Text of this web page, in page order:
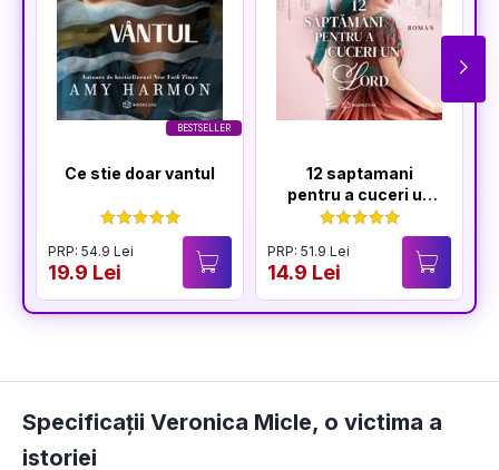
BESTSELLER
Ce stie doar vantul
PRP: 54.9 Lei
19.9 Lei
12 saptamani
pentru a cuceri un
Lord
PRP: 51.9 Lei
14.9 Lei
Specificații Veronica Micle, o victima a
istoriei